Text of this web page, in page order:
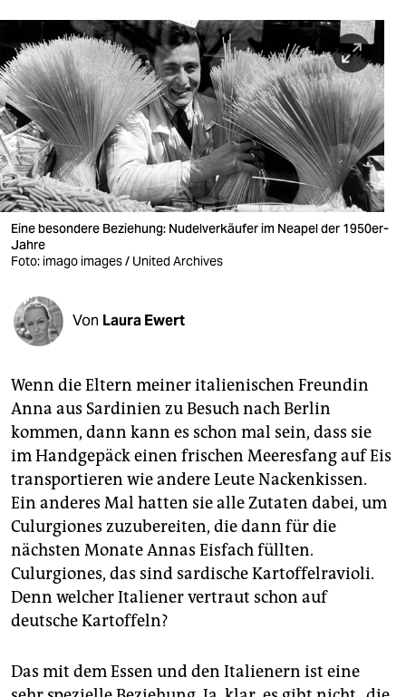
sport
berlin
nord
wahrheit
verlag
verlag
shop
fragen & hilfe
unterstützen
abo
genossenschaft
epaper login
Eine besondere Beziehung: Nudelverkäufer im Neapel der 1950er-
Jahre
Foto: imago images / United Archives
Von Laura Ewert
Wenn die Eltern meiner italienischen Freundin
Anna aus Sardinien zu Besuch nach Berlin
kommen, dann kann es schon mal sein, dass sie
im Handgepäck einen frischen Meeresfang auf Eis
transportieren wie andere Leute Nackenkissen.
Ein anderes Mal hatten sie alle Zutaten dabei, um
Culurgiones zuzubereiten, die dann für die
nächsten Monate Annas Eisfach füllten.
Culurgiones, das sind sardische Kartoffelravioli.
Denn welcher Italiener vertraut schon auf
deutsche Kartoffeln?
Das mit dem Essen und den Italienern ist eine